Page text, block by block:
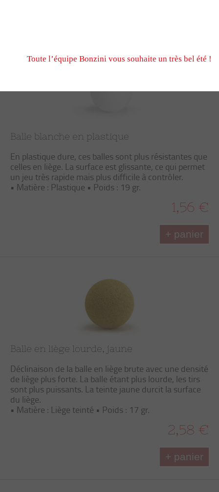
Balle blanche en plastique
En plastique dure, ces balles sont plus résistantes que
celles en liège. La surface est glissante, ce qui permet
un jeu très rapide mais plus difficile à contrôler.
• Matière : Plastique • Poids : 19 gr.
1,56 €
+ panier
Balle en liège lourde, jaune
Déclinaison de la balle en liège brute avec une densité
de liège plus forte. La balle étant plus lourde, les tirs
sont plus puissants. La teinte jaune durcit la surface
du liège.
• Matière : Liège teinté • Poids : 17 gr.
2,58 €
+ panier
Toute l’équipe Bonzini vous souhaite un très bel été !